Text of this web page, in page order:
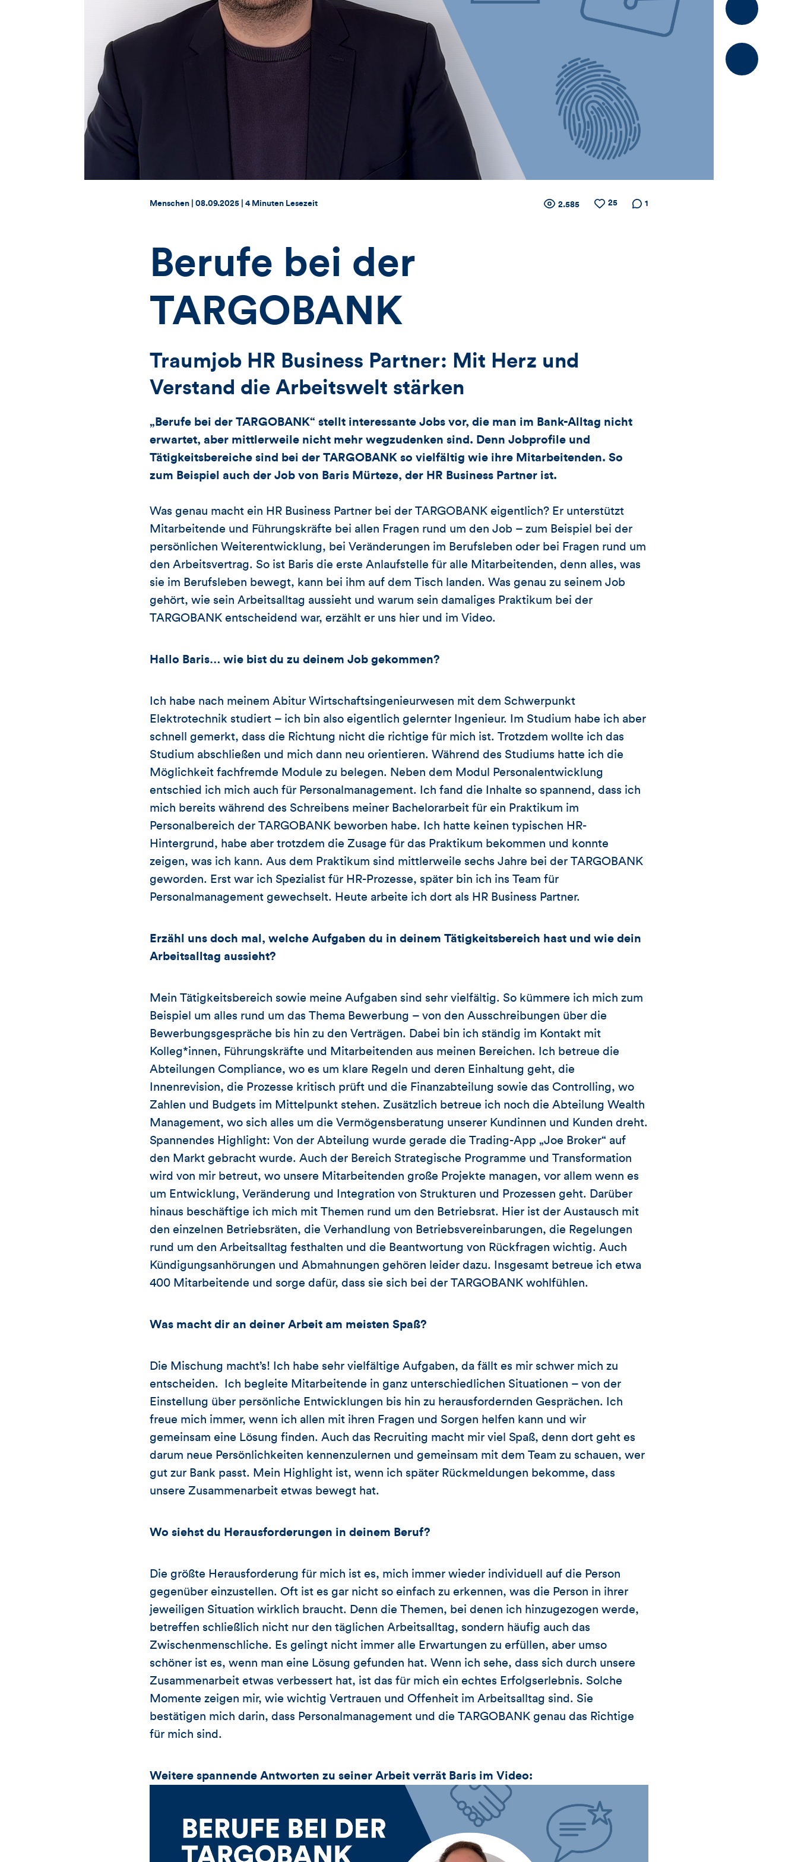
Thema:
Menschen | Datum:
08.09.2025 4 Minuten Lesezeit
Zähler
und
dieses
Artikels
Anzahl
2.585
Anzahl
25
Anzahl der
1
Berufe bei der
TARGOBANK
Traumjob HR Business Partner: Mit Herz und
Verstand die Arbeitswelt stärken
„Berufe bei der TARGOBANK“ stellt interessante Jobs vor, die man im Bank-Alltag nicht
erwartet, aber mittlerweile nicht mehr wegzudenken sind. Denn Jobprofile und
Tätigkeitsbereiche sind bei der TARGOBANK so vielfältig wie ihre Mitarbeitenden. So
zum Beispiel auch der Job von Baris Mürteze, der HR Business Partner ist.
Was genau macht ein HR Business Partner bei der TARGOBANK eigentlich? Er unterstützt
Mitarbeitende und Führungskräfte bei allen Fragen rund um den Job – zum Beispiel bei der
persönlichen Weiterentwicklung, bei Veränderungen im Berufsleben oder bei Fragen rund um
den Arbeitsvertrag. So ist Baris die erste Anlaufstelle für alle Mitarbeitenden, denn alles, was
sie im Berufsleben bewegt, kann bei ihm auf dem Tisch landen. Was genau zu seinem Job
gehört, wie sein Arbeitsalltag aussieht und warum sein damaliges Praktikum bei der
TARGOBANK entscheidend war, erzählt er uns hier und im Video.
Hallo Baris… wie bist du zu deinem Job gekommen?
Ich habe nach meinem Abitur Wirtschaftsingenieurwesen mit dem Schwerpunkt
Elektrotechnik studiert – ich bin also eigentlich gelernter Ingenieur. Im Studium habe ich aber
schnell gemerkt, dass die Richtung nicht die richtige für mich ist. Trotzdem wollte ich das
Studium abschließen und mich dann neu orientieren. Während des Studiums hatte ich die
Möglichkeit fachfremde Module zu belegen. Neben dem Modul Personalentwicklung
entschied ich mich auch für Personalmanagement. Ich fand die Inhalte so spannend, dass ich
mich bereits während des Schreibens meiner Bachelorarbeit für ein Praktikum im
Personalbereich der TARGOBANK beworben habe. Ich hatte keinen typischen HR-
Hintergrund, habe aber trotzdem die Zusage für das Praktikum bekommen und konnte
zeigen, was ich kann. Aus dem Praktikum sind mittlerweile sechs Jahre bei der TARGOBANK
geworden. Erst war ich Spezialist für HR-Prozesse, später bin ich ins Team für
Personalmanagement gewechselt. Heute arbeite ich dort als HR Business Partner.
Erzähl uns doch mal, welche Aufgaben du in deinem Tätigkeitsbereich hast und wie dein
Arbeitsalltag aussieht?
Mein Tätigkeitsbereich sowie meine Aufgaben sind sehr vielfältig. So kümmere ich mich zum
Beispiel um alles rund um das Thema Bewerbung – von den Ausschreibungen über die
Bewerbungsgespräche bis hin zu den Verträgen. Dabei bin ich ständig im Kontakt mit
Kolleg*innen, Führungskräfte und Mitarbeitenden aus meinen Bereichen. Ich betreue die
Abteilungen Compliance, wo es um klare Regeln und deren Einhaltung geht, die
Innenrevision, die Prozesse kritisch prüft und die Finanzabteilung sowie das Controlling, wo
Zahlen und Budgets im Mittelpunkt stehen. Zusätzlich betreue ich noch die Abteilung Wealth
Management, wo sich alles um die Vermögensberatung unserer Kundinnen und Kunden dreht.
Spannendes Highlight: Von der Abteilung wurde gerade die Trading-App „Joe Broker“ auf
den Markt gebracht wurde. Auch der Bereich Strategische Programme und Transformation
wird von mir betreut, wo unsere Mitarbeitenden große Projekte managen, vor allem wenn es
um Entwicklung, Veränderung und Integration von Strukturen und Prozessen geht. Darüber
hinaus beschäftige ich mich mit Themen rund um den Betriebsrat. Hier ist der Austausch mit
den einzelnen Betriebsräten, die Verhandlung von Betriebsvereinbarungen, die Regelungen
rund um den Arbeitsalltag festhalten und die Beantwortung von Rückfragen wichtig. Auch
Kündigungsanhörungen und Abmahnungen gehören leider dazu. Insgesamt betreue ich etwa
400 Mitarbeitende und sorge dafür, dass sie sich bei der TARGOBANK wohlfühlen.
Was macht dir an deiner Arbeit am meisten Spaß?
Die Mischung macht’s! Ich habe sehr vielfältige Aufgaben, da fällt es mir schwer mich zu
entscheiden. Ich begleite Mitarbeitende in ganz unterschiedlichen Situationen – von der
Einstellung über persönliche Entwicklungen bis hin zu herausfordernden Gesprächen. Ich
freue mich immer, wenn ich allen mit ihren Fragen und Sorgen helfen kann und wir
gemeinsam eine Lösung finden. Auch das Recruiting macht mir viel Spaß, denn dort geht es
darum neue Persönlichkeiten kennenzulernen und gemeinsam mit dem Team zu schauen, wer
gut zur Bank passt. Mein Highlight ist, wenn ich später Rückmeldungen bekomme, dass
unsere Zusammenarbeit etwas bewegt hat.
Wo siehst du Herausforderungen in deinem Beruf?
Die größte Herausforderung für mich ist es, mich immer wieder individuell auf die Person
gegenüber einzustellen. Oft ist es gar nicht so einfach zu erkennen, was die Person in ihrer
jeweiligen Situation wirklich braucht. Denn die Themen, bei denen ich hinzugezogen werde,
betreffen schließlich nicht nur den täglichen Arbeitsalltag, sondern häufig auch das
Zwischenmenschliche. Es gelingt nicht immer alle Erwartungen zu erfüllen, aber umso
schöner ist es, wenn man eine Lösung gefunden hat. Wenn ich sehe, dass sich durch unsere
Zusammenarbeit etwas verbessert hat, ist das für mich ein echtes Erfolgserlebnis. Solche
Momente zeigen mir, wie wichtig Vertrauen und Offenheit im Arbeitsalltag sind. Sie
bestätigen mich darin, dass Personalmanagement und die TARGOBANK genau das Richtige
für mich sind.
Weitere spannende Antworten zu seiner Arbeit verrät Baris im Video: